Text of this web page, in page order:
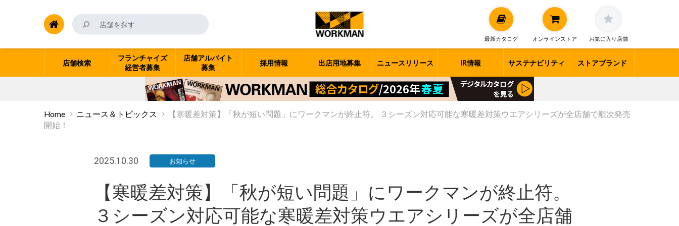
最新カタログ オンラインストア お気に入り店舗
フランチャイズ
経営者募集
店舗検索
店舗アルバイト
募集
採用情報 出店用地募集 ニュースリリース IR情報 サステナビリティ ストアブランド
Home ニュース＆トピックス
【寒暖差対策】「秋が短い問題」にワークマンが終止符。 ３シーズン対応可能な寒暖差対策ウエアシリーズが全店舗で順次発売
開始！
2025.10.30 お知らせ
【寒暖差対策】「秋が短い問題」にワークマンが終止符。
３シーズン対応可能な寒暖差対策ウエアシリーズが全店舗